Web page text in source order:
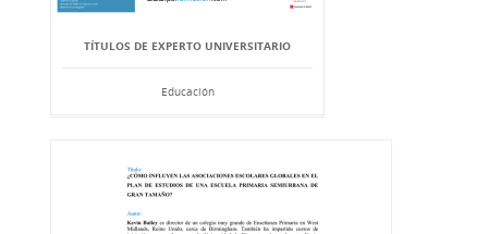
TÍTULOS DE EXPERTO UNIVERSITARIO
Educación